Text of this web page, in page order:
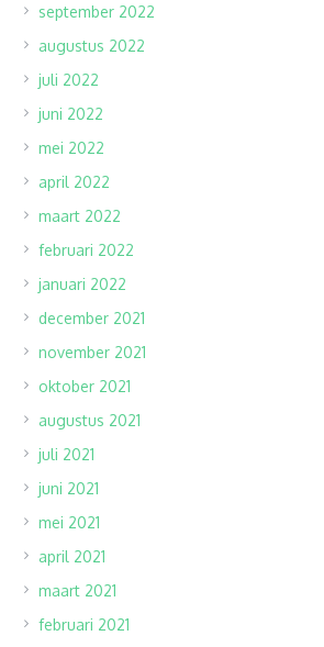
september 2022
augustus 2022
juli 2022
juni 2022
mei 2022
april 2022
maart 2022
februari 2022
januari 2022
december 2021
november 2021
oktober 2021
augustus 2021
juli 2021
juni 2021
mei 2021
april 2021
maart 2021
februari 2021